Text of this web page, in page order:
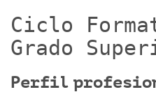
Ciclo
Grado
Perfil